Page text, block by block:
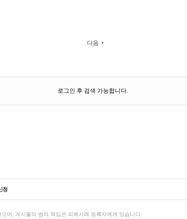
다음
로그인 후 검색 가능합니다.
청
며, 게시물의 법적 책임은 피해사례 등록자에게 있습니다.